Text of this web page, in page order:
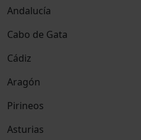
Andalucía
Cabo de Gata
Cádiz
Aragón
Pirineos
Asturias